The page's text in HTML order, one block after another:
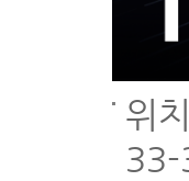
위
33-